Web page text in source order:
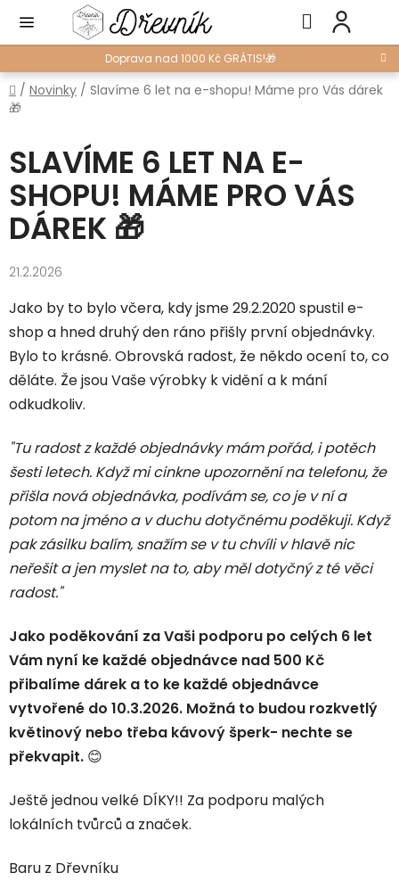
obsah
Doprava nad 1000 Kč GRÁTIS!🎁
Hledat
Domů
/ Novinky / Slavíme 6 let na e-shopu! Máme pro Vás dárek
🎁
SLAVÍME 6 LET NA E-
SHOPU! MÁME PRO VÁS
DÁREK 🎁
21.2.2026
Jako by to bylo včera, kdy jsme 29.2.2020 spustil e-
shop a hned druhý den ráno přišly první objednávky.
Bylo to krásné. Obrovská radost, že někdo ocení to, co
děláte. Že jsou Vaše výrobky k vidění a k mání
odkudkoliv.
"Tu radost z každé objednávky mám pořád, i potěch
šesti letech. Když mi cinkne upozornění na telefonu, že
přišla nová objednávka, podívám se, co je v ní a
potom na jméno a v duchu dotyčnému poděkuji. Když
pak zásilku balím, snažím se v tu chvíli v hlavě nic
neřešit a jen myslet na to, aby měl dotyčný z té věci
radost."
Jako poděkování za Vaši podporu po celých 6 let
Vám nyní ke každé objednávce nad 500 Kč
přibalíme dárek a to ke každé objednávce
vytvořené do 10.3.2026. Možná to budou rozkvetlý
květinový nebo třeba kávový šperk- nechte se
překvapit. 😊
Ještě jednou velké DÍKY!! Za podporu malých
lokálních tvůrců a značek.
Baru z Dřevníku